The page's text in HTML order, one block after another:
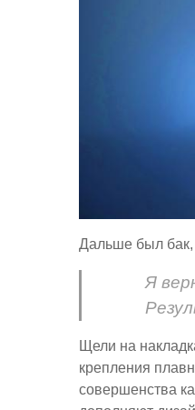
Дальше был бак,
Я
Щели на
крепления
совершенства